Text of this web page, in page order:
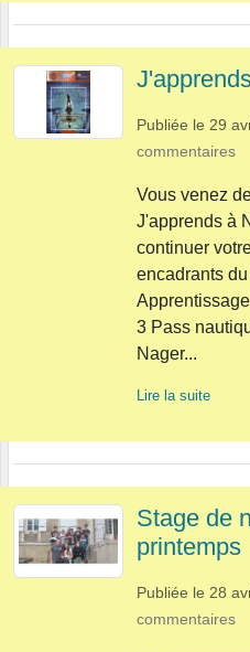
Publiée le 29
commentaires
Vous venez
J'apprends à
continuer
encadrants
3 Pass
Nager...
Lire la suite
Stage de
printemps
Publiée le 28
commentaires